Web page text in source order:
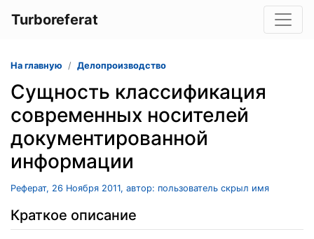
Turboreferat
На главную Делопроизводство
Сущность классификация
современных носителей
документированной
информации
Реферат, 26 Ноября 2011, автор: пользователь скрыл имя
Краткое описание